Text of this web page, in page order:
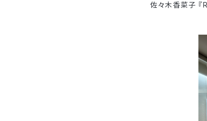
佐々木香菜子